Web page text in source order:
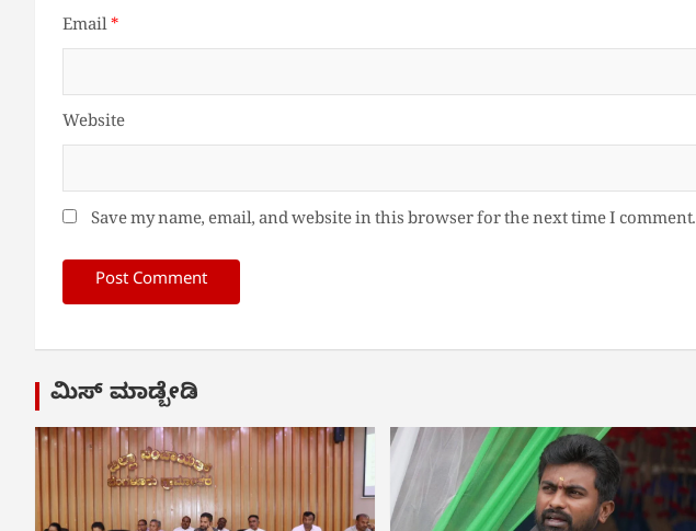
Email*
Website
Save my name, email, and website in this browser for the next time I comment.
ಮಿಸ್ ಮಾಡ್ಬೇಡಿ